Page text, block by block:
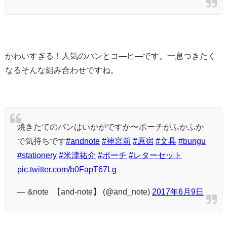
かわいすぎる！人気のパンとコ―ヒ―です。一息つきたく
なるそんな組み合わせですね。
焼きたてのパンはいかがですか〜ポーチがふかふか
で気持ちです#andnote #神宮前 #原宿 #文具 #bungu
#stationery #米津祐介 #ポーチ #レターセット
pic.twitter.com/b0FapT67Lg
— &note 【and-note】 (@and_note) 2017年6月9日